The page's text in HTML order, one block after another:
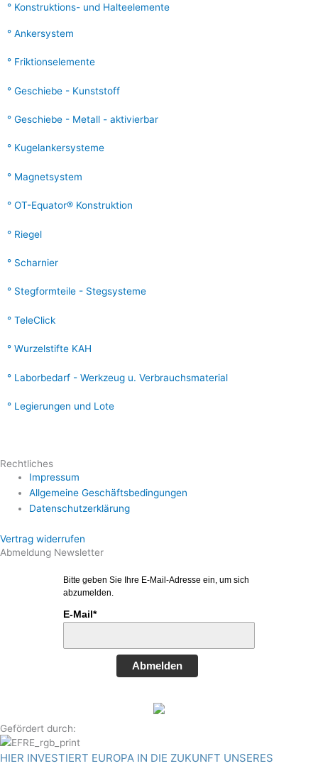
Konstruktions- und Halteelemente
Ankersystem
Friktionselemente
Geschiebe - Kunststoff
Geschiebe - Metall - aktivierbar
Kugelankersysteme
Magnetsystem
OT-Equator® Konstruktion
Riegel
Scharnier
Stegformteile - Stegsysteme
TeleClick
Wurzelstifte KAH
Laborbedarf - Werkzeug u. Verbrauchsmaterial
Legierungen und Lote
Rechtliches
Impressum
Allgemeine Geschäftsbedingungen
Datenschutzerklärung
Vertrag widerrufen
Abmeldung Newsletter
Bitte geben Sie Ihre E-Mail-Adresse ein, um sich
abzumelden.
E-Mail*
Abmelden
Gefördert durch:
HIER INVESTIERT EUROPA IN DIE ZUKUNFT UNSERES